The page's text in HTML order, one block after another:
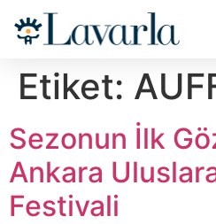
Etiket:
Sezonun İlk
Ankara
Festivali